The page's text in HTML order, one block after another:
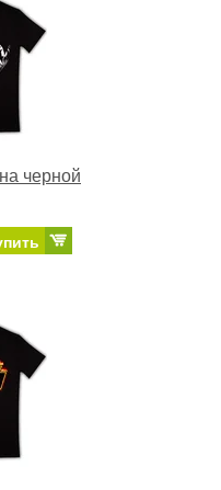
черной